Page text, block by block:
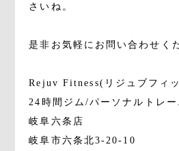
さいね。
是非お気軽にお問い合わせく
Rejuv Fitness(リジュブフィ
24時間ジム/パーソナルトレー
岐阜六条店
岐阜市六条北3-20-10